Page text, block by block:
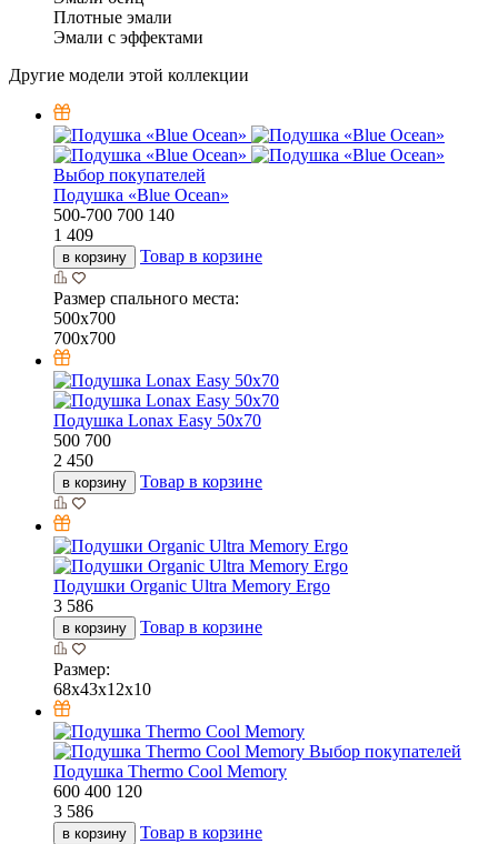
Плотные эмали
Эмали с эффектами
Другие модели этой коллекции
Выбор покупателей
Подушка «Bluе Ocean»
500-700 700 140
1 409
в корзину Товар в корзине
Размер спального места:
500х700
700х700
Подушка Lonax Easy 50х70
500 700
2 450
в корзину Товар в корзине
Подушки Organic Ultra Memory Ergo
3 586
в корзину Товар в корзине
Размер:
68х43х12х10
Выбор покупателей
Подушка Thermo Cool Memory
600 400 120
3 586
в корзину Товар в корзине